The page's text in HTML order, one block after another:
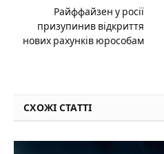
Райффайзен у росії
призупинив відкриття
нових рахунків юрособам
СХОЖІ СТАТТІ